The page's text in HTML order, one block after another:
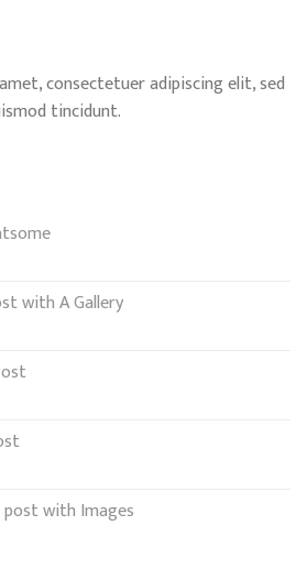
consectetuer adipiscing elit, sed
tincidunt.
with A Gallery
with Images